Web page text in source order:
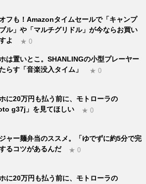
フも！Amazonタイムセールで「キャンプ
ル」や「マルチグリドル」が今ならお買い
よ
★ 0
は置いとこ。SHANLINGの小型プレーヤー
らす「音楽没入タイム」
★ 0
に20万円も払う前に、モトローラの
g37j」を見てほしい
★ 0
ャー麺弁当のススメ。「ゆでずに約5分で完
るコツがあるんだ
★ 0
に20万円も払う前に、モトローラの